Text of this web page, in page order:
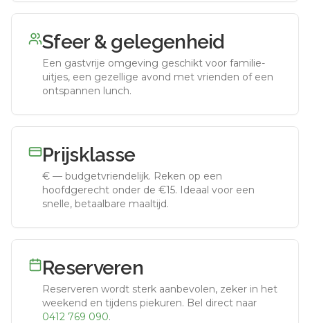
Sfeer & gelegenheid
Een gastvrije omgeving geschikt voor familie-
uitjes, een gezellige avond met vrienden of een
ontspannen lunch.
Prijsklasse
€ — budgetvriendelijk. Reken op een
hoofdgerecht onder de €15. Ideaal voor een
snelle, betaalbare maaltijd.
Reserveren
Reserveren wordt sterk aanbevolen, zeker in het
weekend en tijdens piekuren. Bel direct naar
0412 769 090.